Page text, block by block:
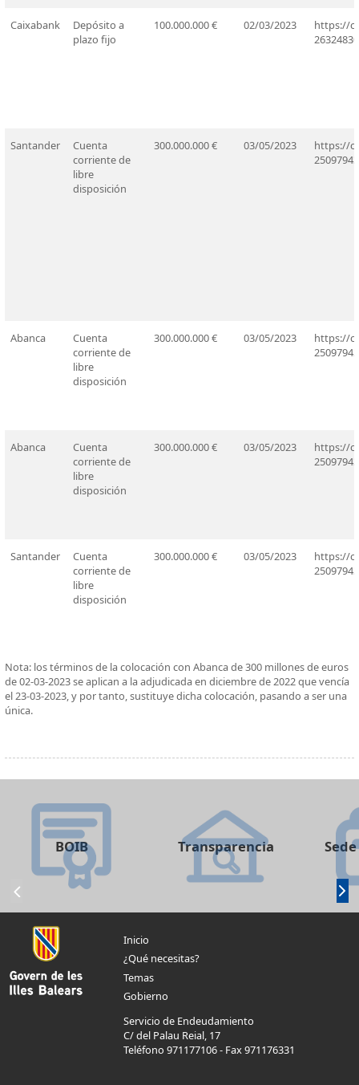
Caixabank
Depósito a
plazo fijo
100.000.000 € 02/03/2023
https://
Santander
Cuenta
corriente de
libre
disposición
300.000.000 € 03/05/2023
https://
Abanca
Cuenta
corriente de
libre
disposición
300.000.000 € 03/05/2023
https://
Abanca
Cuenta
corriente de
libre
disposición
300.000.000 € 03/05/2023
https://
Santander
Cuenta
corriente de
libre
disposición
300.000.000 € 03/05/2023
https://
Nota: los términos de la colocación con Abanca de 300 millones de euros
de 02-03-2023 se aplican a la adjudicada en diciembre de 2022 que vencía
el 23-03-2023, y por tanto, sustituye dicha colocación, pasando a ser una
única.
BOIB Transparencia
Inicio
¿Qué necesitas?
Temas
Gobierno
Servicio de Endeudamiento
C/ del Palau Reial, 17
Teléfono 971177106- Fax 971176331